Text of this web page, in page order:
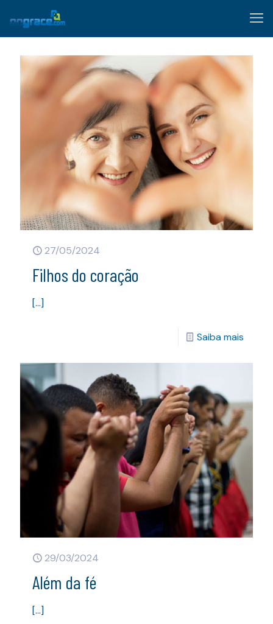
27/05/2024
Filhos do coração
[…]
Saiba mais
29/03/2024
Além da fé
[…]